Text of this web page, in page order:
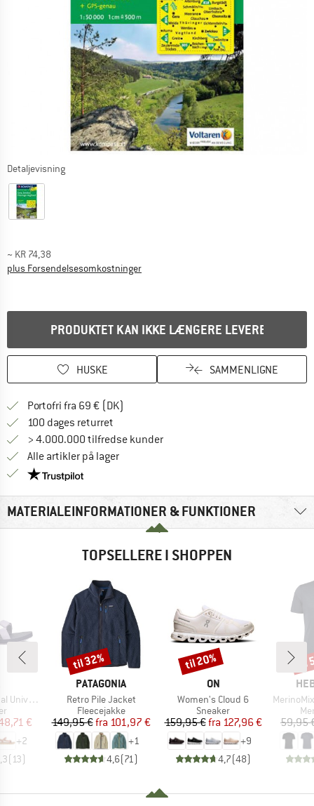
Detaljevisning
~ KR 74,38
plus ForsendelsesomkostningerOplysninger om
PRODUKTET KAN IKKE LÆNGERE LEVERES
HUSKE SAMMENLIGNE
Portofri fra 69 € (DK)
100 dages returret
> 4.000.000 tilfredse kunder
Alle artikler på lager
Vi er Trustpilot-certificeret - oplysningerne får du
MATERIALEINFORMATIONER & FUNKTIONER
TOPSELLERE I SHOPPEN
pris
€
+2
(13)
MÆRKE
PATAGONIA
Artikel
Retro Pile Jacket
Produktgruppe
Fleecejakke
Pris
149,95 € Nedsat pris
fra 101,97 €
+1
4,6(71 )
Rabat
til 32%
MÆRKE
ON
Artikel
Women's Cloud 6
Produktgruppe
Sneaker
Pris
159,95 € Nedsat pris
fra 127,96 €
+9
4,7(48)
Rabat
til 20%
Artikel
MerinoMix150
59,95